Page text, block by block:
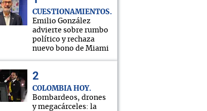
CUESTIONAMIENTOS
Emilio González
advierte sobre rumbo
político y rechaza
nuevo bono de Miami
COLOMBIA HOY
Bombardeos, drones
y megacárceles: la